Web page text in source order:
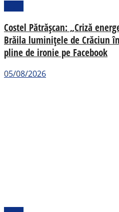
Costel Pătrășcan: „Criză
Brăila luminițele de Crăciun
pline de ironie pe Facebook
05/08/2026